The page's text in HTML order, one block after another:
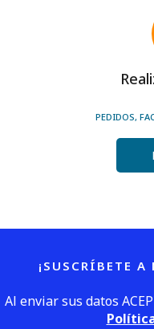
PEDIDOS,
¡SUSCRÍBETE A
Al enviar sus datos